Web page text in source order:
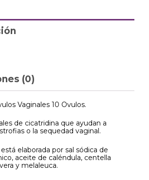
(0)
Vaginales 10 Ovulos.
de cicatridina que ayudan a
o la sequedad vaginal.
elaborada por sal sódica de
aceite de caléndula, centella
y melaleuca.